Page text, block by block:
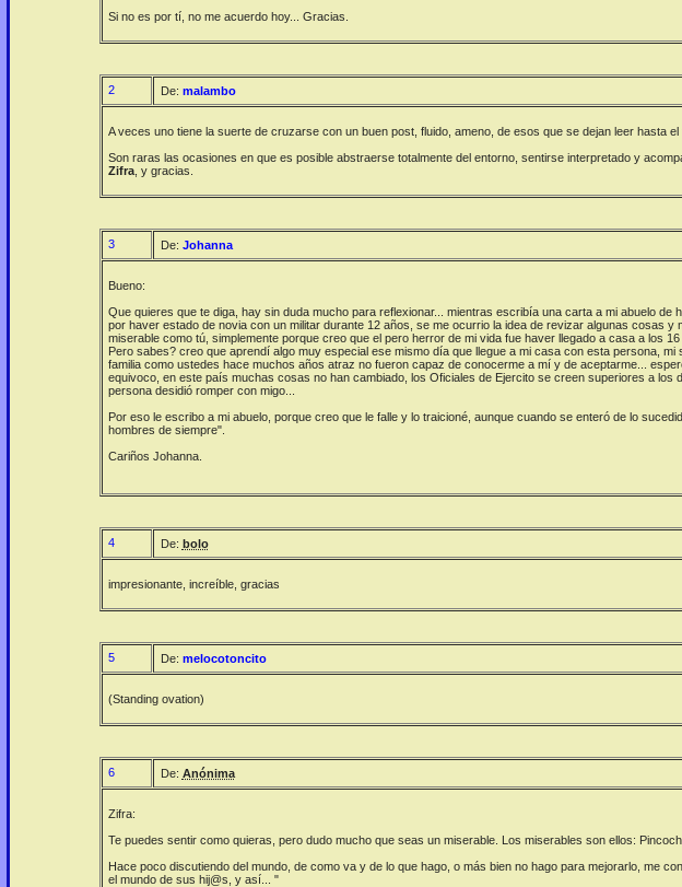
Si no es por tí, no me acuerdo hoy... Gracias.
2 De: malambo
A veces uno tiene la suerte de cruzarse con un buen post, fluido, ameno, de esos que se dejan leer hasta el
Son raras las ocasiones en que es posible abstraerse totalmente del entorno, sentirse interpretado y
Zifra, y gracias.
3 De: Johanna
Bueno:
Que quieres que te diga, hay sin duda mucho para reflexionar... mientras escribía una carta a mi abuelo
por haver estado de novia con un militar durante 12 años, se me ocurrio la idea de revizar algunas cosas
miserable como tú, simplemente porque creo que el pero herror de mi vida fue haver llegado a casa a los
Pero sabes? creo que aprendí algo muy especial ese mismo día que llegue a mi casa con esta persona,
familia como ustedes hace muchos años atraz no fueron capaz de conocerme a mí y de aceptarme...
equivoco, en este país muchas cosas no han cambiado, los Oficiales de Ejercito se creen superiores a
persona desidió romper con migo...
Por eso le escribo a mi abuelo, porque creo que le falle y lo traicioné, aunque cuando se enteró de lo
hombres de siempre".
Cariños Johanna.
4 De: bolo
impresionante, increíble, gracias
5 De: melocotoncito
(Standing ovation)
6 De: Anónima
Zifra:
Te puedes sentir como quieras, pero dudo mucho que seas un miserable. Los miserables son ellos:
Hace poco discutiendo del mundo, de como va y de lo que hago, o más bien no hago para mejorarlo, me
el mundo de sus hij@s, y así... "